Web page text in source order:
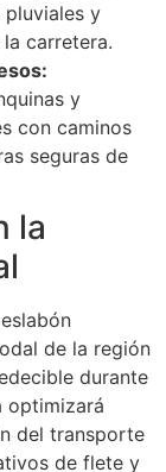
y
carretera.
y
con caminos
seguras de
la
de la región
durante
optimizará
del transporte
de flete y